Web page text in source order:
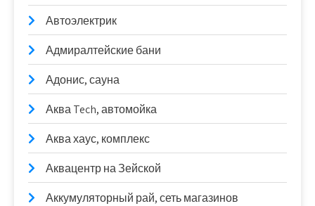
Автоэлектрик
Адмиралтейские бани
Адонис, сауна
Аква Tech, автомойка
Аква хаус, комплекс
Аквацентр на Зейской
Аккумуляторный рай, сеть магазинов